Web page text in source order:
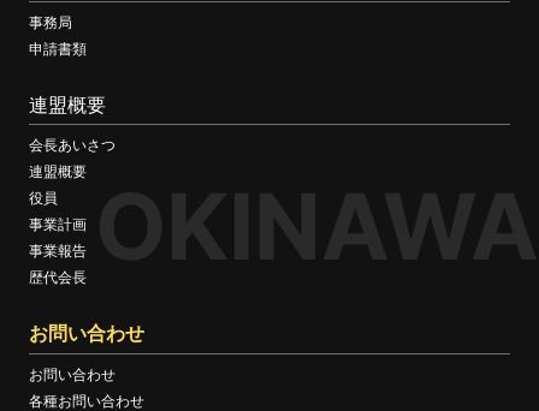
OKINAWA
事務局
申請書類
連盟概要
会長あいさつ
連盟概要
役員
事業計画
事業報告
歴代会長
お問い合わせ
お問い合わせ
各種お問い合わせ